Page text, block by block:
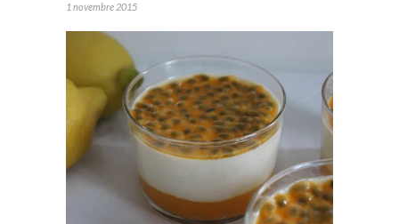
1 novembre 2015